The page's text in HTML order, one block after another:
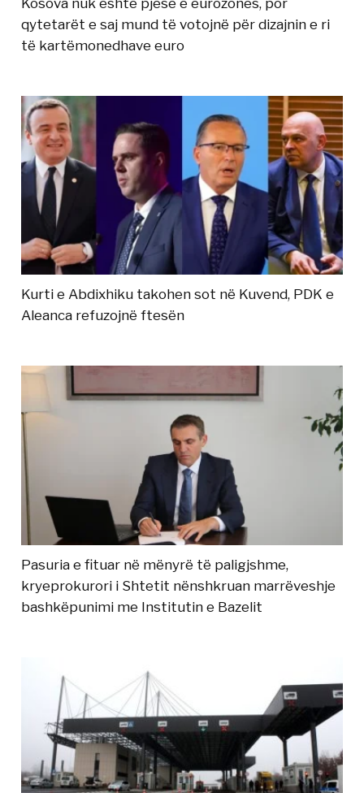
qytetarët e saj mund të votojnë për dizajnin e ri
të kartëmonedhave euro
Kurti e Abdixhiku takohen sot në Kuvend, PDK e
Aleanca refuzojnë ftesën
Pasuria e fituar në mënyrë të paligjshme,
kryeprokurori i Shtetit nënshkruan marrëveshje
bashkëpunimi me Institutin e Bazelit